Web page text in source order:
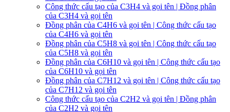
Công thức cấu tạo của C3H4 và gọi tên | Đồng phân
của C3H4 và gọi tên
Đồng phân của C4H6 và gọi tên | Công thức cấu tạo
của C4H6 và gọi tên
Đồng phân của C5H8 và gọi tên | Công thức cấu tạo
của C5H8 và gọi tên
Đồng phân của C6H10 và gọi tên | Công thức cấu tạo
của C6H10 và gọi tên
Đồng phân của C7H12 và gọi tên | Công thức cấu tạo
của C7H12 và gọi tên
Công thức cấu tạo của C2H2 và gọi tên | Đồng phân
của C2H2 và gọi tên